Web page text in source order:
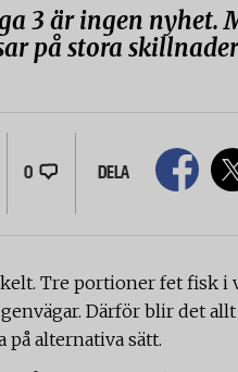
3 är ingen nyhet.
på stora
0 DELA
Tre portioner fet fisk i
Därför blir det
alternativa sätt.